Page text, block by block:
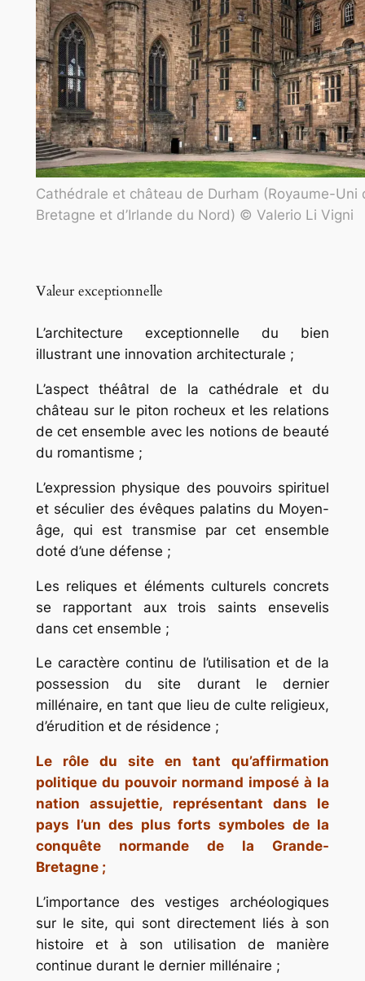
Cathédrale et château de Durham (Royaume-Uni
Bretagne et d’Irlande du Nord) © Valerio Li Vigni
Valeur exceptionnelle
L’architecture exceptionnelle du bien
illustrant une innovation architecturale ;
L’aspect théâtral de la cathédrale et du
château sur le piton rocheux et les relations
de cet ensemble avec les notions de beauté
du romantisme ;
L’expression physique des pouvoirs spirituel
et séculier des évêques palatins du Moyen-
âge, qui est transmise par cet ensemble
doté d’une défense ;
Les reliques et éléments culturels concrets
se rapportant aux trois saints ensevelis
dans cet ensemble ;
Le caractère continu de l’utilisation et de la
possession du site durant le dernier
millénaire, en tant que lieu de culte religieux,
d’érudition et de résidence ;
Le rôle du site en tant qu’affirmation
politique du pouvoir normand imposé à la
nation assujettie, représentant dans le
pays l’un des plus forts symboles de la
conquête normande de la Grande-
Bretagne ;
L’importance des vestiges archéologiques
sur le site, qui sont directement liés à son
histoire et à son utilisation de manière
continue durant le dernier millénaire ;